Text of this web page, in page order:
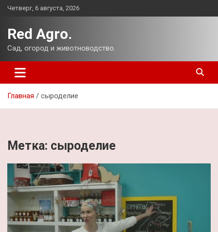
Перейти
Четверг, 6 августа, 2026
Red Agro.
Сад, огород и животноводство.
Главная сыроделие
Метка: сыроделие